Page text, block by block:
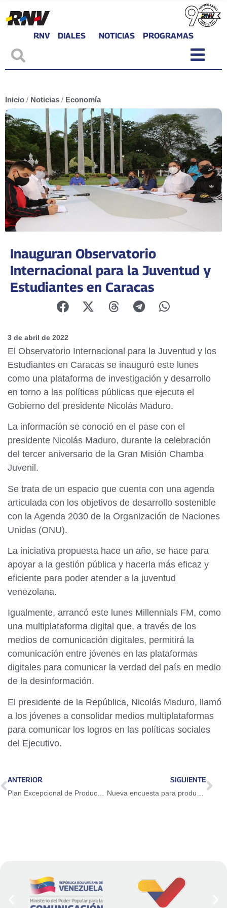
RNV DIALES NOTICIAS PROGRAMAS
Inicio / Noticias / Economía
Inauguran Observatorio
Internacional para la Juventud y
Estudiantes en Caracas
3 de abril de 2022
El Observatorio Internacional para la Juventud y los
Estudiantes en Caracas se inauguró este lunes
como una plataforma de investigación y desarrollo
en torno a las políticas públicas que ejecuta el
Gobierno del presidente Nicolás Maduro.
La información se conoció en el pase con el
presidente Nicolás Maduro, durante la celebración
del tercer aniversario de la Gran Misión Chamba
Juvenil.
Se trata de un espacio que cuenta con una agenda
articulada con los objetivos de desarrollo sostenible
con la Agenda 2030 de la Organización de Naciones
Unidas (ONU).
La iniciativa propuesta hace un año, se hace para
apoyar a la gestión pública y hacerla más eficaz y
eficiente para poder atender a la juventud
venezolana.
Igualmente, arrancó este lunes Millennials FM, como
una multiplataforma digital que, a través de los
medios de comunicación digitales, permitirá la
comunicación entre jóvenes en las plataformas
digitales para comunicar la verdad del país en medio
de la desinformación.
El presidente de la República, Nicolás Maduro, llamó
a los jóvenes a consolidar medios multiplataformas
para comunicar los logros en las políticas sociales
del Ejecutivo.
ANTERIOR
Plan Excepcional de Producción estima la siembra de un millón de hectáreas de tierra en el país
SIGUIENTE
Nueva encuesta para productores y agricultores urbanos se realizará a través del Sistema Patria